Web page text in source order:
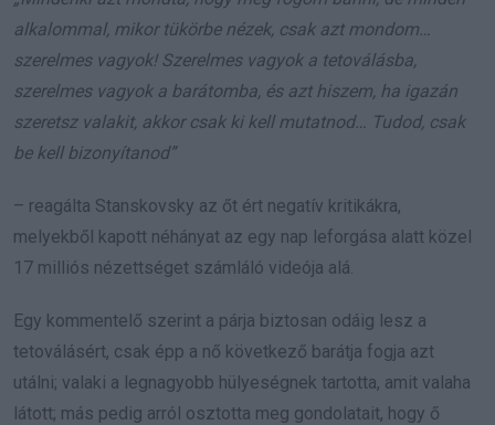
alkalommal, mikor tükörbe nézek, csak azt mondom…
szerelmes vagyok! Szerelmes vagyok a tetoválásba,
szerelmes vagyok a barátomba, és azt hiszem, ha igazán
szeretsz valakit, akkor csak ki kell mutatnod… Tudod, csak
be kell bizonyítanod”
– reagálta Stanskovsky az őt ért negatív kritikákra,
melyekből kapott néhányat az egy nap leforgása alatt közel
17 milliós nézettséget számláló videója alá.
Egy kommentelő szerint a párja biztosan odáig lesz a
tetoválásért, csak épp a nő következő barátja fogja azt
utálni; valaki a legnagyobb hülyeségnek tartotta, amit valaha
látott; más pedig arról osztotta meg gondolatait, hogy ő